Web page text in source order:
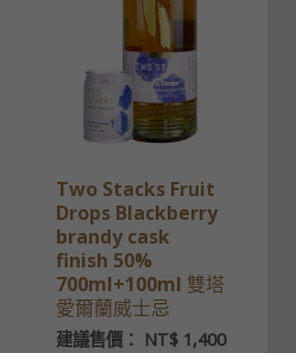
Two Stacks Fruit
Drops Blackberry
brandy cask
finish 50%
700ml+100ml 雙塔
愛爾蘭威士忌
建議售價： NT$1,400